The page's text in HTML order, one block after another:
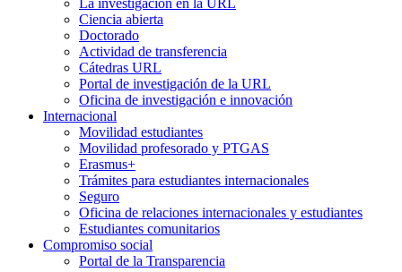
Ciencia abierta
Doctorado
Actividad de transferencia
Cátedras URL
Portal de investigación de la URL
Oficina de investigación e innovación
Internacional
Movilidad estudiantes
Movilidad profesorado y PTGAS
Erasmus+
Trámites para estudiantes internacionales
Seguro
Oficina de relaciones internacionales y estudiantes
Estudiantes comunitarios
Compromiso social
Portal de la Transparencia